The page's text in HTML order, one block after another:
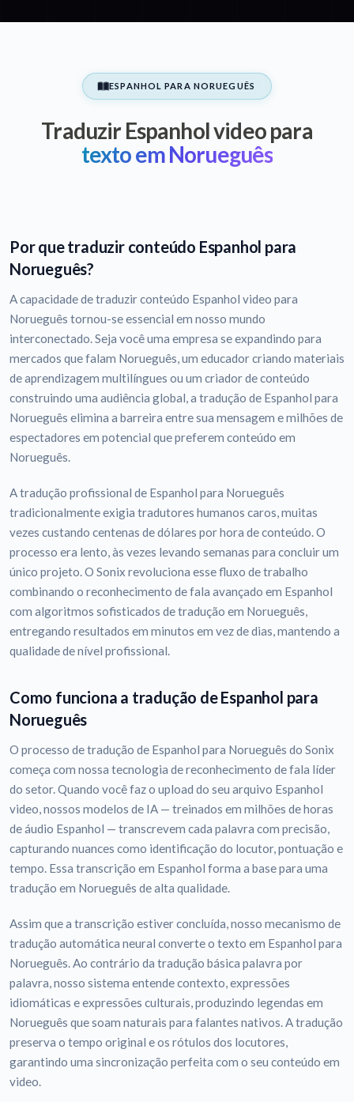
ESPANHOL PARA NORUEGUÊS
Traduzir Espanhol video para
texto em Norueguês
Por que traduzir conteúdo Espanhol para
Norueguês?
A capacidade de traduzir conteúdo Espanhol video para
Norueguês tornou-se essencial em nosso mundo
interconectado. Seja você uma empresa se expandindo para
mercados que falam Norueguês, um educador criando materiais
de aprendizagem multilíngues ou um criador de conteúdo
construindo uma audiência global, a tradução de Espanhol para
Norueguês elimina a barreira entre sua mensagem e milhões de
espectadores em potencial que preferem conteúdo em
Norueguês.
A tradução profissional de Espanhol para Norueguês
tradicionalmente exigia tradutores humanos caros, muitas
vezes custando centenas de dólares por hora de conteúdo. O
processo era lento, às vezes levando semanas para concluir um
único projeto. O Sonix revoluciona esse fluxo de trabalho
combinando o reconhecimento de fala avançado em Espanhol
com algoritmos sofisticados de tradução em Norueguês,
entregando resultados em minutos em vez de dias, mantendo a
qualidade de nível profissional.
Como funciona a tradução de Espanhol para
Norueguês
O processo de tradução de Espanhol para Norueguês do Sonix
começa com nossa tecnologia de reconhecimento de fala líder
do setor. Quando você faz o upload do seu arquivo Espanhol
video, nossos modelos de IA — treinados em milhões de horas
de áudio Espanhol — transcrevem cada palavra com precisão,
capturando nuances como identificação do locutor, pontuação e
tempo. Essa transcrição em Espanhol forma a base para uma
tradução em Norueguês de alta qualidade.
Assim que a transcrição estiver concluída, nosso mecanismo de
tradução automática neural converte o texto em Espanhol para
Norueguês. Ao contrário da tradução básica palavra por
palavra, nosso sistema entende contexto, expressões
idiomáticas e expressões culturais, produzindo legendas em
Norueguês que soam naturais para falantes nativos. A tradução
preserva o tempo original e os rótulos dos locutores,
garantindo uma sincronização perfeita com o seu conteúdo em
video.